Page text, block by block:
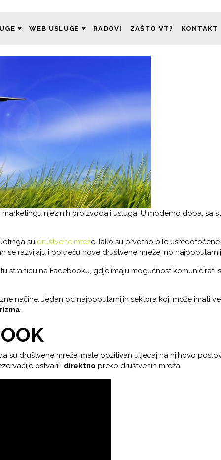
WEB USLUGE RADOVI ZAŠTO VT? KONTAKT
njezinih proizvoda i usluga. U moderno doba, sa
su društvene mreže. Iako su prvotno bile
se razvijaju i pokreću nove društvene mreže, no
stranicu na Facebooku, gdje imaju mogućnost komunicirati
načine. Jedan od najpopularnijih sektora koji može imati
su društvene mreže imale pozitivan utjecaj na njihovo
ostvarili direktno preko društvenih mreža.